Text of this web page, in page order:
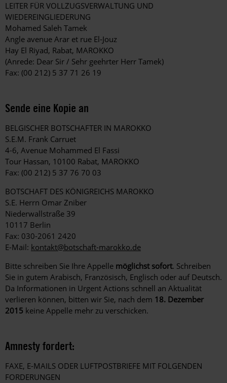
LEITER FÜR VOLLZUGSVERWALTUNG UND
WIEDEREINGLIEDERUNG
Mohamed Saleh Tamek
Angle avenue Arar et rue El-Jouz
Hay El Riyad, Rabat, MAROKKO
(Anrede: Dear Sir / Sehr geehrter Herr Tamek)
Fax: (00 212) 5 37 71 26 19
Sende eine Kopie an
BELGISCHER BOTSCHAFTER IN MAROKKO
S.E.M. Frank Carruet
4-6, Avenue Mohammed El Fassi
Tour Hassan, 10100 Rabat, MAROKKO
Fax: (00 212) 5 37 76 70 03
BOTSCHAFT DES KÖNIGREICHS MAROKKO
S.E. Herrn Omar Zniber
Niederwallstraße 39
10117 Berlin
Fax: 030-2061 2420
E-Mail: kontakt@botschaft-marokko.de
Bitte schreiben Sie Ihre Appelle möglichst sofort. Schreiben
Sie in gutem Arabisch, Französisch, Englisch oder auf Deutsch.
Da Informationen in Urgent Actions schnell an Aktualität
verlieren können, bitten wir Sie, nach dem 18. Dezember
2015 keine Appelle mehr zu verschicken.
Amnesty fordert:
FAXE, E-MAILS ODER LUFTPOSTBRIEFE MIT FOLGENDEN
FORDERUNGEN